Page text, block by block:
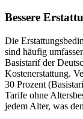
Bessere
Die
sind häufig
Basistarif der
Kostenerstattung.
30 Prozent
Tarife ohne
jedem Alter, was